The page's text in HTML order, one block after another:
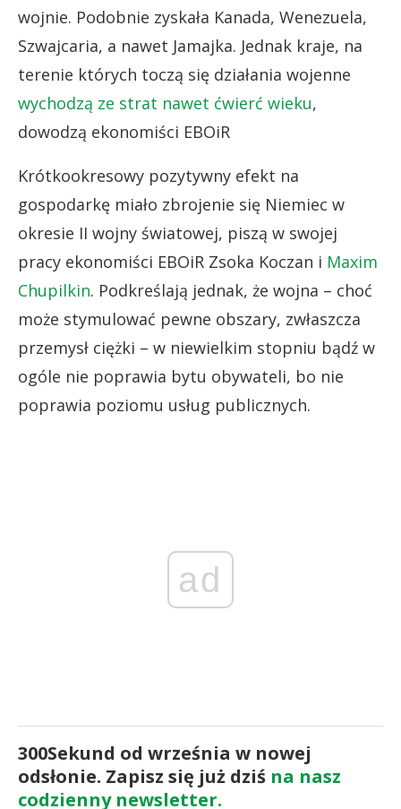
wojnie. Podobnie zyskała Kanada, Wenezuela,
Szwajcaria, a nawet Jamajka. Jednak kraje, na
terenie których toczą się działania wojenne
wychodzą ze strat nawet ćwierć wieku,
dowodzą ekonomiści EBOiR
Krótkookresowy pozytywny efekt na
gospodarkę miało zbrojenie się Niemiec w
okresie II wojny światowej, piszą w swojej
pracy ekonomiści EBOiR Zsoka Koczan i Maxim
Chupilkin. Podkreślają jednak, że wojna – choć
może stymulować pewne obszary, zwłaszcza
przemysł ciężki – w niewielkim stopniu bądź w
ogóle nie poprawia bytu obywateli, bo nie
poprawia poziomu usług publicznych.
ad
300Sekund od września w nowej
odsłonie. Zapisz się już dziś na nasz
codzienny newsletter.